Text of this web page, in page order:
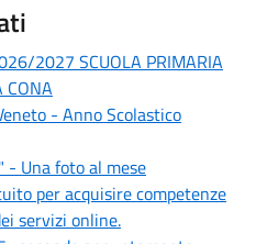
2027 SCUOLA PRIMARIA
CONA
- Anno Scolastico
- Una foto al mese
per acquisire competenze
servizi online.